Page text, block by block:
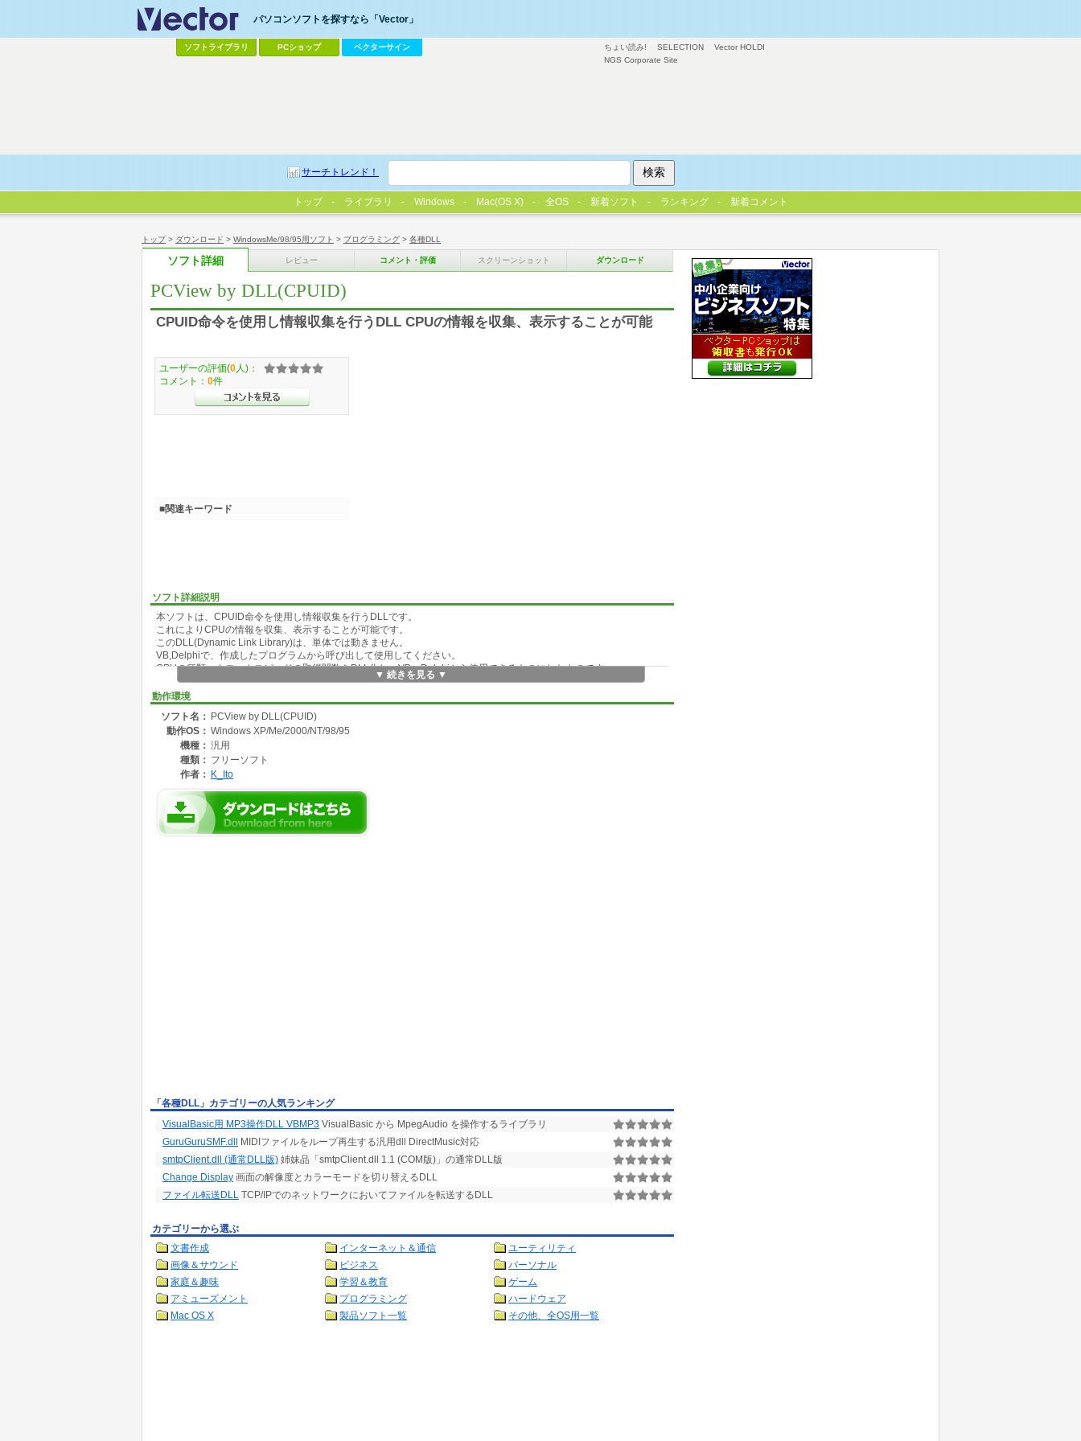
トップ> ダウンロード > WindowsMe/98/95用ソフト > プログラミング > 各種DLL
ソフト詳細 レビュー コメント・評価 スクリーンショット ダウンロード
PCView by DLL(CPUID)
CPUID命令を使用し情報収集を行うDLL CPUの情報を収集、表示することが可能
ソフト詳細説明
本ソフトは、CPUID命令を使用し情報収集を行うDLLです。
これによりCPUの情報を収集、表示することが可能です。
このDLL(Dynamic Link Library)は、単体では動きません。
VB,Delphiで、作成したプログラムから呼び出して使用してください。
CPUの種類、クロックスピードの取得関数をDLL化し、VB、Delphiから使用できるものにしたものです。
VBでのサンプルソース付き
情報取得内容
CPUID命令のサポート判定
ProcessorType,Family,Model,Stepping
VenderID
BitArray(機能フラグ)
BrandString
SerialNumber
クロックスピード(高精度、低精度)の計算
▼ 続きを見る ▼
動作環境
ソフト名： PCView by DLL(CPUID)
動作OS： Windows XP/Me/2000/NT/98/95
機種： 汎用
種類： フリーソフト
作者： K_Ito
ユーザーの評価(0 人)：
コメント： 0件
■関連キーワード
「各種DLL」カテゴリーの人気ランキング
VisualBasic用 MP3操作DLL VBMP3 VisualBasic から MpegAudio を操作するライブラリ
GuruGuruSMF.dll
MIDIファイルをループ再生する汎用dll DirectMusic対応
smtpClient.dll (通常DLL版) 姉妹品「smtpClient.dll 1.1 (COM版)」の通常DLL版
Change Display 画面の解像度とカラーモードを切り替えるDLL
ファイル転送DLL TCP/IPでのネットワークにおいてファイルを転送するDLL
カテゴリーから選ぶ
文書作成
インターネット＆通信
ユーティリティ
画像＆サウンド
ビジネス
パーソナル
家庭＆趣味
学習＆教育
ゲーム
アミューズメント
プログラミング
ハードウェア
Mac OS X
製品ソフト一覧 その他、全OS用一覧
ちょい読み! SELECTION
Vector HOLDI
NGS Corporate Site
パソコンソフトを探すなら「Vector」
ソフトライブラリ PCショップ ベクターサイン
サーチトレンド！
トップ ライブラリ Windows Mac(OS X) 全OS 新着ソフト ランキング 新着コメント